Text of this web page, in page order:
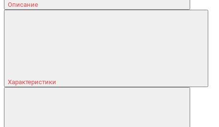
Описание
Характеристики